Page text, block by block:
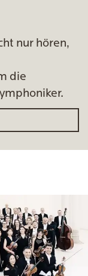
nur hören,
die